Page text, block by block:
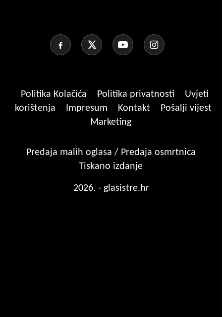
Politika Kolačića Politika privatnosti
Uvjeti
korištenja
Impresum Kontakt
Pošalji vijest
Marketing
Predaja malih oglasa / Predaja osmrtnica
Tiskano izdanje
2026. - glasistre.hr